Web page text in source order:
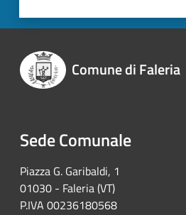
Comune di Faleria
Sede Comunale
Piazza G. Garibaldi, 1
01030 - Faleria (VT)
P.IVA 00236180568